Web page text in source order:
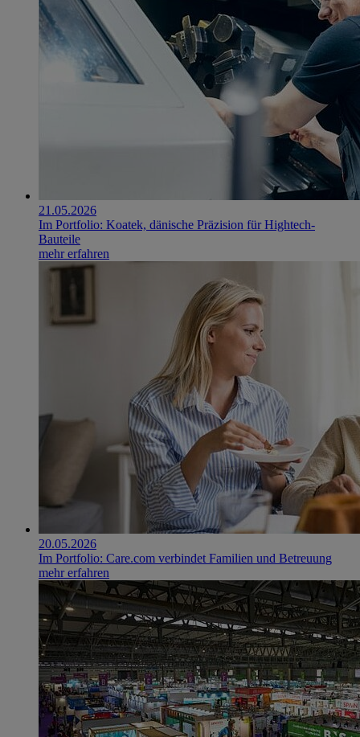
21.05.2026
Im Portfolio: Koatek, dänische Präzision für Hightech-
Bauteile
mehr erfahren
20.05.2026
Im Portfolio: Care.com verbindet Familien und Betreuung
mehr erfahren